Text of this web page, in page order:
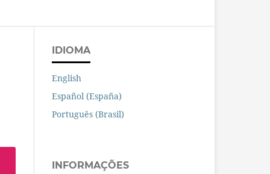
IDIOMA
English
Español (España)
Português (Brasil)
INFORMAÇÕES